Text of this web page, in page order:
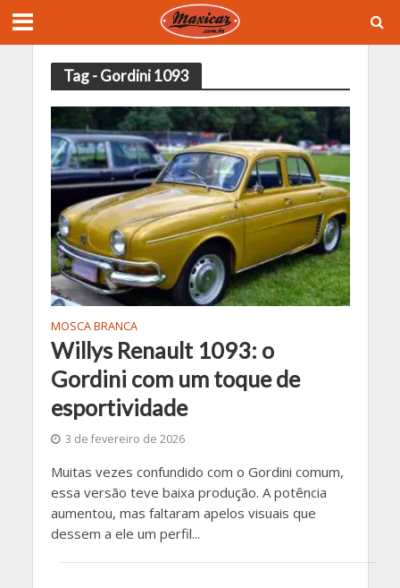
Tag - Gordini 1093
MOSCA BRANCA
Willys Renault 1093: o
Gordini com um toque de
esportividade
3 de fevereiro de 2026
Muitas vezes confundido com o Gordini comum,
essa versão teve baixa produção. A potência
aumentou, mas faltaram apelos visuais que
dessem a ele um perfil...